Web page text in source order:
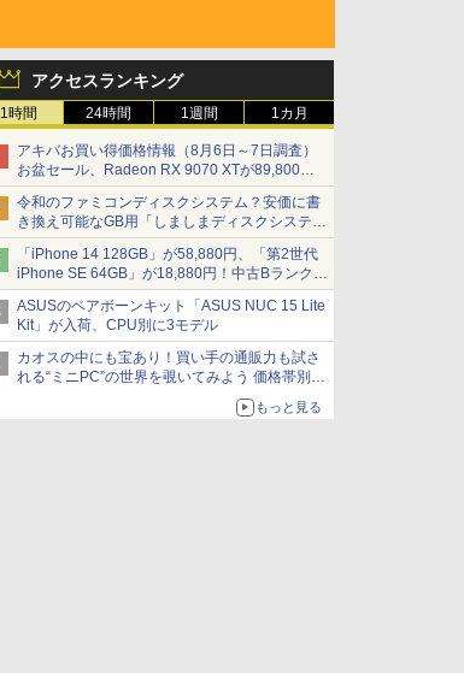
アクセスランキング
1時間 24時間 1週間 1カ月
アキバお買い得価格情報（8月6日～7日調査）
お盆セール、Radeon RX 9070 XTが89,800
円、水平周波数24.8kHz対応の17型モニターが
9,801円、暑さ指数連動セール ほか
令和のファミコンディスクシステム？安価に書
き換え可能なGB用「しましまディスクシステ
ム」
「iPhone 14 128GB」が58,880円、「第2世代
iPhone SE 64GB」が18,880円！中古Bランク品
セール
ASUSのベアボーンキット「ASUS NUC 15 Lite
Kit」が入荷、CPU別に3モデル
カオスの中にも宝あり！買い手の通販力も試さ
れる“ミニPC”の世界を覗いてみよう 価格帯別に
仕様や特徴を整理、11製品をピックアップ text
もっと見る